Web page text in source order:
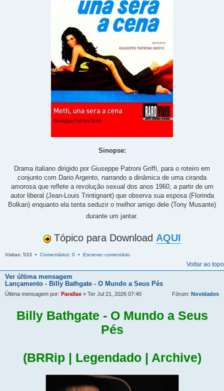
Sinopse:
Drama italiano dirigido por Giuseppe Patroni Griffi, para o roteiro em
conjunto com Dario Argento, narrando a dinâmica de uma ciranda
amorosa que reflete a revolução sexual dos anos 1960, a partir de um
autor liberal (Jean-Louis Trintignant) que observa sua esposa (Florinda
Bolkan) enquanto ela tenta seduzir o melhor amigo dele (Tony Musante)
durante um jantar.
Tópico para Download AQUI
Visitas: 533 • Comentários: 0 • Escrever comentário
Voltar ao topo
Ver última mensagem
Lançamento - Billy Bathgate - O Mundo a Seus Pés
Última mensagem por: Parallax » Ter Jul 21, 2026 07:40 Fórum: Novidades
Billy Bathgate - O Mundo a Seus
Pés
(BRRip | Legendado | Archive)